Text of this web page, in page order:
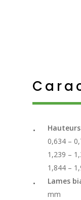
0,634 –
1,239 –
1,844 –
Lames
mm